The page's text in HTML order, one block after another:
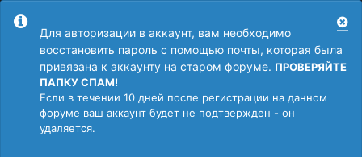
Для авторизации в аккаунт, вам необходимо
восстановить пароль с помощью почты, которая была
привязана к аккаунту на старом форуме. ПРОВЕРЯЙТЕ
ПАПКУ СПАМ!
Если в течении 10 дней после регистрации на данном
форуме ваш аккаунт будет не подтвержден - он
удаляется.